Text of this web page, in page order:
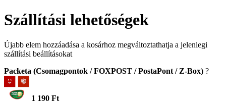
Szállítási lehetőségek
Újabb elem hozzáadása a kosárhoz megváltoztathatja a jelenlegi
szállítási beállításokat
Packeta (Csomagpontok / FOXPOST / PostaPont / Z-Box) ?
1 190 Ft